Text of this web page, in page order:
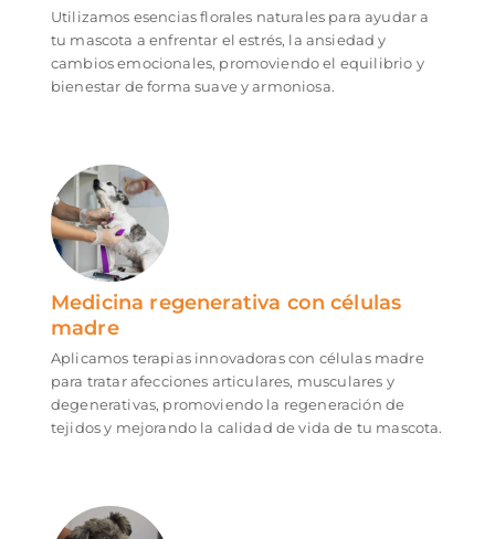
Utilizamos esencias florales naturales para ayudar a
tu mascota a enfrentar el estrés, la ansiedad y
cambios emocionales, promoviendo el equilibrio y
bienestar de forma suave y armoniosa.
Medicina regenerativa con células
madre
Aplicamos terapias innovadoras con células madre
para tratar afecciones articulares, musculares y
degenerativas, promoviendo la regeneración de
tejidos y mejorando la calidad de vida de tu mascota.